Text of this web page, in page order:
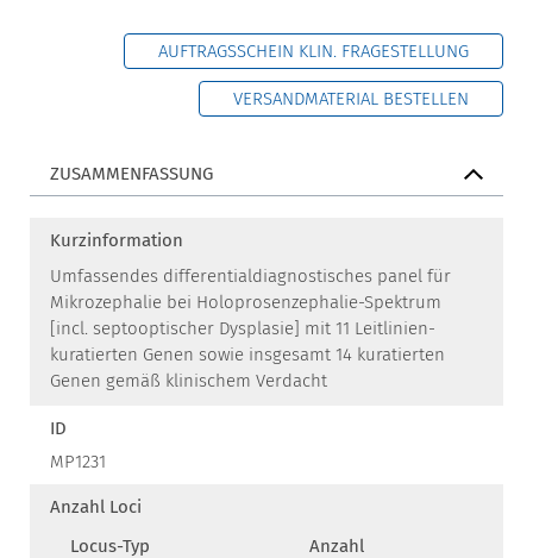
AUFTRAGSSCHEIN KLIN. FRAGESTELLUNG
VERSANDMATERIAL BESTELLEN
ZUSAMMENFASSUNG
Kurzinformation
Umfassendes differentialdiagnostisches panel für
Mikrozephalie bei Holoprosenzephalie-Spektrum
[incl. septooptischer Dysplasie] mit 11 Leitlinien-
kuratierten Genen sowie insgesamt 14 kuratierten
Genen gemäß klinischem Verdacht
ID
MP1231
Anzahl Loci
Locus-Typ
Anzahl